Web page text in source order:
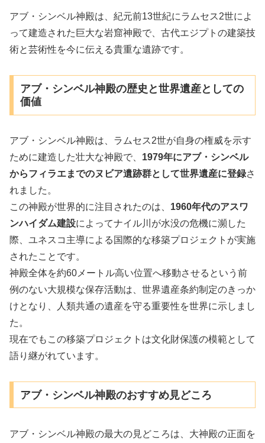
アブ・シンベル神殿は、紀元前13世紀にラムセス2世によ
って建造された巨大な岩窟神殿で、古代エジプトの建築技
術と芸術性を今に伝える貴重な遺跡です。
アブ・シンベル神殿の歴史と世界遺産としての
価値
アブ・シンベル神殿は、ラムセス2世が自身の権威を示す
ために建造した壮大な神殿で、 1979年にアブ・シンベル
からフィラエまでのヌビア遺跡群として世界遺産に登録さ
れました。
この神殿が世界的に注目されたのは、 1960年代のアスワ
ンハイダム建設によってナイル川が水没の危機に瀕した
際、ユネスコ主導による国際的な移築プロジェクトが実施
されたことです。
神殿全体を約60メートル高い位置へ移動させるという前
例のない大規模な保存活動は、世界遺産条約制定のきっか
けとなり、人類共通の遺産を守る重要性を世界に示しまし
た。
現在でもこの移築プロジェクトは文化財保護の模範として
語り継がれています。
アブ・シンベル神殿のおすすめ見どころ
アブ・シンベル神殿の最大の見どころは、大神殿の正面を